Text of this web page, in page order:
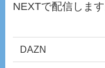
NEXTで配信します
DAZN